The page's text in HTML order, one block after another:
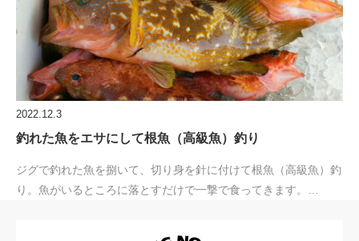
2022.12.3
釣れた魚をエサにして根魚（高級魚）釣り
ジグで釣れた魚を捌いて、切り身を針に付けて根魚（高級魚）釣
り。魚がいるところに落とすだけで一撃で食ってきます。…